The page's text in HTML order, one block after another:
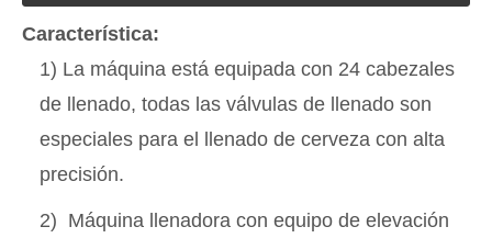
Característica:
1) La máquina está equipada con 24 cabezales
de llenado, todas las válvulas de llenado son
especiales para el llenado de cerveza con alta
precisión.
2) Máquina llenadora con equipo de elevación